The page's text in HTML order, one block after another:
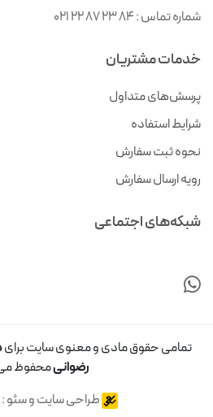
شماره تماس :021 22 87 23 84
خدمات مشتریان
پرسش‌های متداول
شرایط استفاده
نحوه ثبت سفارش
رویه ارسال سفارش
شبکه‌های اجتماعی
تمامی حقوق مادی و معنوی سایت برای
رضوانیمحفوظ
طراحی سایت و سئو